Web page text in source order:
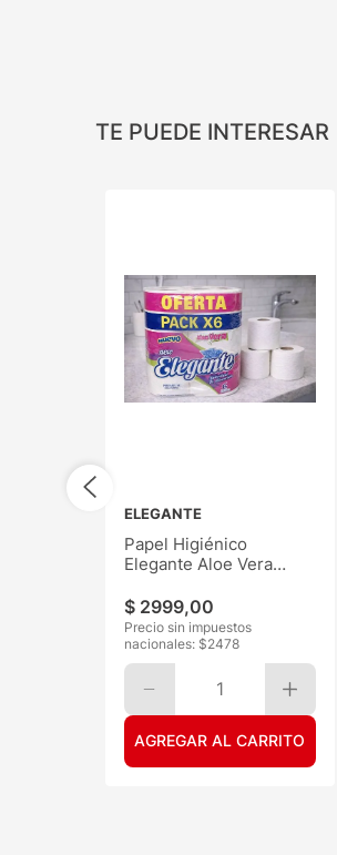
TE PUEDE INTERESAR
ELEGANTE
Papel Higiénico
Elegante Aloe Vera
$ 2999,00
Precio sin impuestos
nacionales: $2478
1
AGREGAR AL CARRITO